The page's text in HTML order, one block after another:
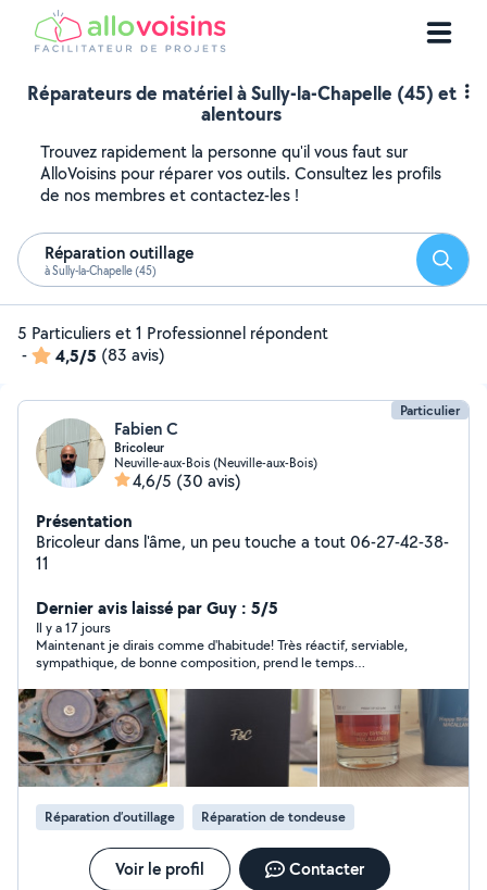
Réparateurs de matériel à Sully-la-Chapelle (45) et
alentours
Trouvez rapidement la personne qu'il vous faut sur
AlloVoisins pour réparer vos outils. Consultez les profils
de nos membres et contactez-les !
Réparation outillage
à Sully-la-Chapelle (45)
5 Particuliers et 1 Professionnel répondent
-
4,5/5 (83 avis)
Particulier
Fabien C
Bricoleur
Neuville-aux-Bois (Neuville-aux-Bois)
4,6/5 (30 avis)
Présentation
Bricoleur dans l'âme, un peu touche a tout 06-27-42-38-
11
Dernier avis laissé par Guy : 5/5
Il y a 17 jours
Maintenant je dirais comme d'habitude! Très réactif, serviable,
sympathique, de bonne composition, prend le temps
réaliser.
Réparation d’outillage Réparation de tondeuse
Voir le profil Contacter